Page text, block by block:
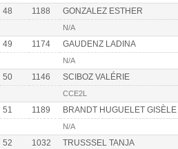
48 1188 GONZALEZ ESTHER
N/A
49 1174 GAUDENZ LADINA
N/A
50 1146 SCIBOZ VALÉRIE
CCE2L
51 1189 BRANDT HUGUELET GISÈLE
N/A
52 1032 TRUSSSEL TANJA